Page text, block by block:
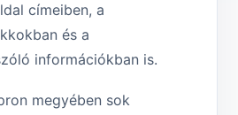
címeiben, a
és a
információkban is.
megyében sok